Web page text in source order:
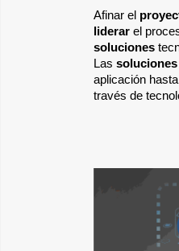
Afinar el
liderar el
soluciones
Las soluciones
aplicación
través de